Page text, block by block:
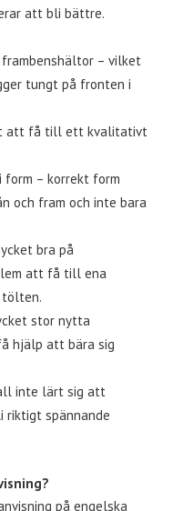
att bli bättre.
frambenshältor – vilket
tungt på fronten i
att få till ett kvalitativt
– korrekt form
och fram och inte bara
bra på
att få till ena
tölten.
stor nytta
hjälp att bära sig
inte lärt sig att
riktigt spännande
på engelska